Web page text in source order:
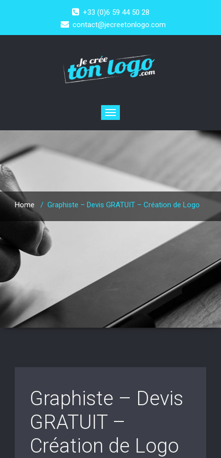
+33 (0)6 59 44 50 28
contact@jecreetonlogo.com
Toggle
navigation
Home / Graphiste – Devis GRATUIT – Création de Logo
Graphiste – Devis
GRATUIT –
Création de Logo